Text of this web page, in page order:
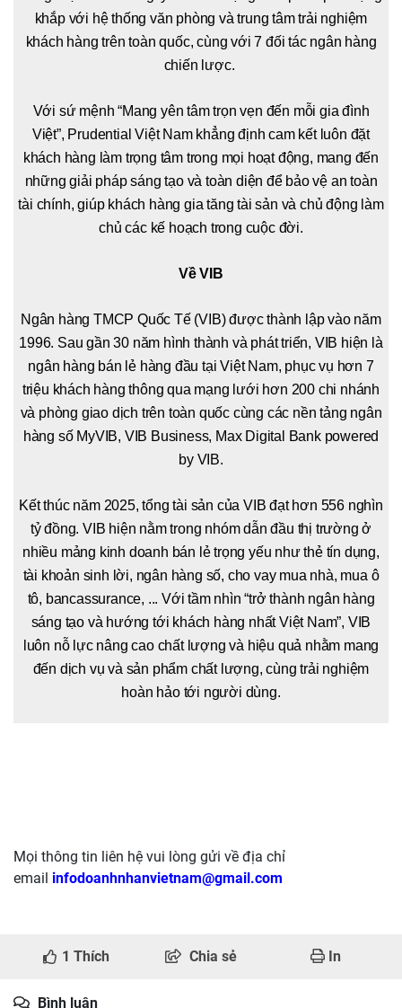
khắp với hệ thống văn phòng và trung tâm trải nghiệm
khách hàng trên toàn quốc, cùng với 7 đối tác ngân hàng
chiến lược.
Với sứ mệnh “Mang yên tâm trọn vẹn đến mỗi gia đình
Việt”, Prudential Việt Nam khẳng định cam kết luôn đặt
khách hàng làm trọng tâm trong mọi hoạt động, mang đến
những giải pháp sáng tạo và toàn diện để bảo vệ an toàn
tài chính, giúp khách hàng gia tăng tài sản và chủ động làm
chủ các kế hoạch trong cuộc đời.
Về VIB
Ngân hàng TMCP Quốc Tế (VIB) được thành lập vào năm
1996. Sau gần 30 năm hình thành và phát triển, VIB hiện là
ngân hàng bán lẻ hàng đầu tại Việt Nam, phục vụ hơn 7
triệu khách hàng thông qua mạng lưới hơn 200 chi nhánh
và phòng giao dịch trên toàn quốc cùng các nền tảng ngân
hàng số MyVIB, VIB Business, Max Digital Bank powered
by VIB.
Kết thúc năm 2025, tổng tài sản của VIB đạt hơn 556 nghìn
tỷ đồng. VIB hiện nằm trong nhóm dẫn đầu thị trường ở
nhiều mảng kinh doanh bán lẻ trọng yếu như thẻ tín dụng,
tài khoản sinh lời, ngân hàng số, cho vay mua nhà, mua ô
tô, bancassurance, ... Với tầm nhìn “trở thành ngân hàng
sáng tạo và hướng tới khách hàng nhất Việt Nam”, VIB
luôn nỗ lực nâng cao chất lượng và hiệu quả nhằm mang
đến dịch vụ và sản phẩm chất lượng, cùng trải nghiệm
hoàn hảo tới người dùng.
Mọi thông tin liên hệ vui lòng gửi về địa chỉ
email infodoanhnhanvietnam@gmail.com
1 Thích Chia sẻ In
Bình luận